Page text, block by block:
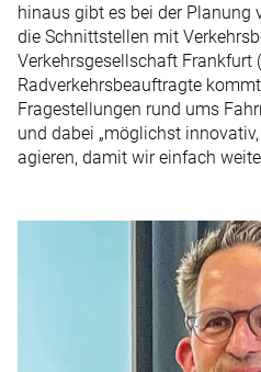
hinaus gibt es bei der Planung
die Schnittstellen mit
Verkehrsgesellschaft Frankfurt
Radverkehrsbeauftragte
Fragestellungen rund ums
und dabei „möglichst
agieren, damit wir einfach